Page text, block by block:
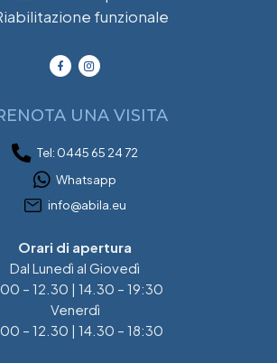
funzionale
UNA VISITA
Tel: 0445 65 24 72
Whatsapp
info@abila.eu
Orari di apertura
Dal Lunedì al Giovedì
– 12.30 | 14.30 – 19:30
Venerdì
– 12.30 | 14.30 – 18:30